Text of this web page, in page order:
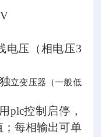
电压（相电压3
立变压器（一般低
plc控制启停，
每相输出可单